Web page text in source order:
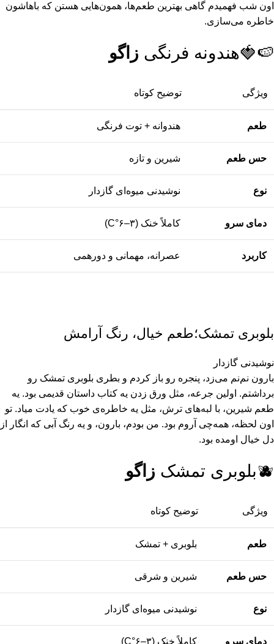
اون شب فهمیدم گاهی بهترین طعم‌ها، همون‌هایی هستن که باهاشون
خاطره می‌سازی.
🍉🍓هندونه فرنگی زاگو
ویژگی توضیح کوتاه
طعم هندوانه + توت فرنگی
حس طعم شیرین و تازه
نوع نوشیدنی میوه‌ای گازدار
دمای سرو کاملاً خنک (۳–۶°C)
کاربرد عصرانه، مهمانی و دورهمی
بلوبری تمشک؛طعم خیال، رنگ آرامش
نوشیدنی گازدار
بارون نم‌نم می‌زد، پنجره رو باز کردم و بطری بلوبری تمشک رو
برداشتم. اولین جرعه، مثل ورق زدن یه کتاب داستان قدیمی بود. یه
طعم شیرین، با لبه‌های ترش، مثل یه خاطره‌ی خوب که یادت میاد. تو
اون لحظه، همه‌چی آروم بود. من بودم، بارون، و یه رنگ آبی که انگار از
دل خیال اومده بود.
🫐بلوبری تمشک زاگو
ویژگی توضیح کوتاه
طعم بلوبری + تمشک
حس طعم شیرین و شرقی
نوع نوشیدنی میوه‌ای گازدار
دمای سرو کاملاً خنک (۳–۶°C)